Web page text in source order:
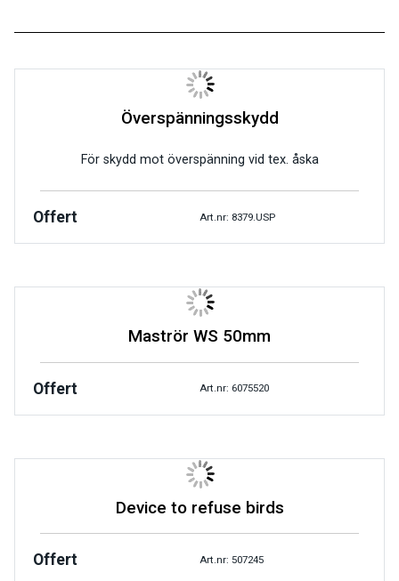
Överspänningsskydd
För skydd mot överspänning vid tex. åska
Offert Art.nr: 8379.USP
Maströr WS 50mm
Offert Art.nr: 6075520
Device to refuse birds
Offert Art.nr: 507245